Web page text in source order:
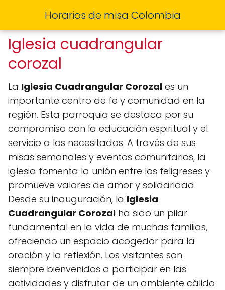
Horarios de misa Colombia
Iglesia cuadrangular
corozal
La Iglesia Cuadrangular Corozal es un
importante centro de fe y comunidad en la
región. Esta parroquia se destaca por su
compromiso con la educación espiritual y el
servicio a los necesitados. A través de sus
misas semanales y eventos comunitarios, la
iglesia fomenta la unión entre los feligreses y
promueve valores de amor y solidaridad.
Desde su inauguración, la Iglesia
Cuadrangular Corozal ha sido un pilar
fundamental en la vida de muchas familias,
ofreciendo un espacio acogedor para la
oración y la reflexión. Los visitantes son
siempre bienvenidos a participar en las
actividades y disfrutar de un ambiente cálido